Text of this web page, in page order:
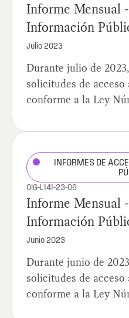
Informe Mensual
Información
Julio 2023
Durante julio de
solicitudes de
conforme a la Ley
INFORMES DE
OIG-L141-23-06
Informe Mensual
Información
Junio 2023
Durante junio de
solicitudes de
conforme a la Ley